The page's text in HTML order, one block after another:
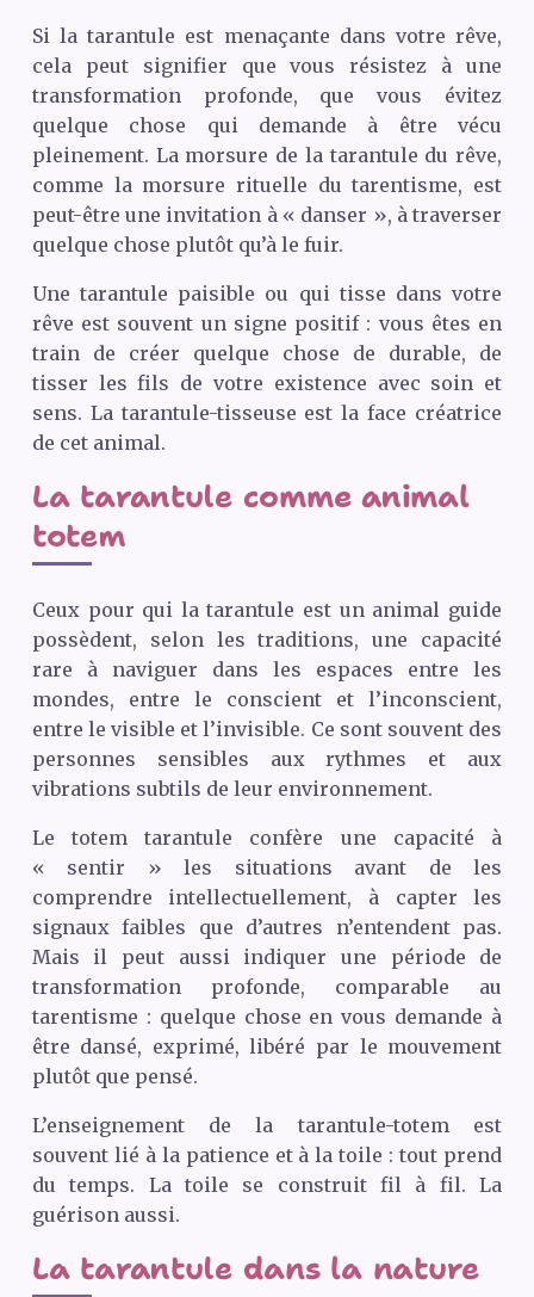
Si la tarantule est menaçante dans votre rêve,
cela peut signifier que vous résistez à une
transformation profonde, que vous évitez
quelque chose qui demande à être vécu
pleinement. La morsure de la tarantule du rêve,
comme la morsure rituelle du tarentisme, est
peut-être une invitation à « danser », à traverser
quelque chose plutôt qu’à le fuir.
Une tarantule paisible ou qui tisse dans votre
rêve est souvent un signe positif : vous êtes en
train de créer quelque chose de durable, de
tisser les fils de votre existence avec soin et
sens. La tarantule-tisseuse est la face créatrice
de cet animal.
La tarantule comme animal
totem
Ceux pour qui la tarantule est un animal guide
possèdent, selon les traditions, une capacité
rare à naviguer dans les espaces entre les
mondes, entre le conscient et l’inconscient,
entre le visible et l’invisible. Ce sont souvent des
personnes sensibles aux rythmes et aux
vibrations subtils de leur environnement.
Le totem tarantule confère une capacité à
« sentir » les situations avant de les
comprendre intellectuellement, à capter les
signaux faibles que d’autres n’entendent pas.
Mais il peut aussi indiquer une période de
transformation profonde, comparable au
tarentisme : quelque chose en vous demande à
être dansé, exprimé, libéré par le mouvement
plutôt que pensé.
L’enseignement de la tarantule-totem est
souvent lié à la patience et à la toile : tout prend
du temps. La toile se construit fil à fil. La
guérison aussi.
La tarantule dans la nature